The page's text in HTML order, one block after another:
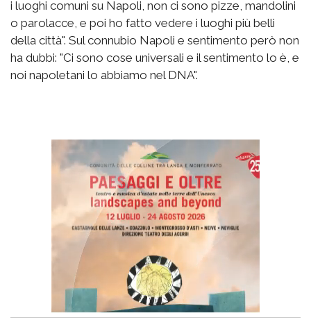
i luoghi comuni su Napoli, non ci sono pizze, mandolini
o parolacce, e poi ho fatto vedere i luoghi più belli
della città". Sul connubio Napoli e sentimento però non
ha dubbi: "Ci sono cose universali e il sentimento lo è, e
noi napoletani lo abbiamo nel DNA".